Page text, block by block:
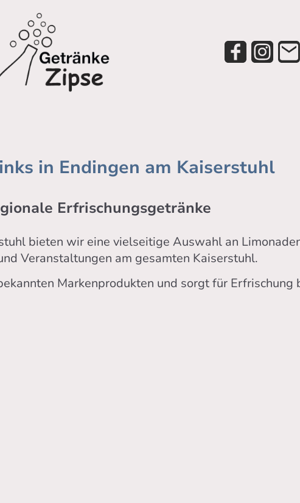
in Endingen am Kaiserstuhl
Erfrischungsgetränke
bieten wir eine vielseitige Auswahl an
Veranstaltungen am gesamten Kaiserstuhl.
Markenprodukten und sorgt für Erfrischung